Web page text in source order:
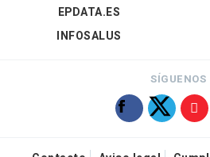
EPDATA.ES
INFOSALUS
SÍGUENOS